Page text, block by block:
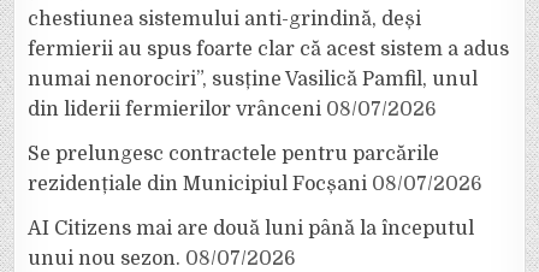
chestiunea sistemului anti-grindină, deși
fermierii au spus foarte clar că acest sistem a adus
numai nenorociri”, susține Vasilică Pamfil, unul
din liderii fermierilor vrânceni 08/07/2026
Se prelungesc contractele pentru parcările
rezidențiale din Municipiul Focșani 08/07/2026
AI Citizens mai are două luni până la începutul
unui nou sezon. 08/07/2026